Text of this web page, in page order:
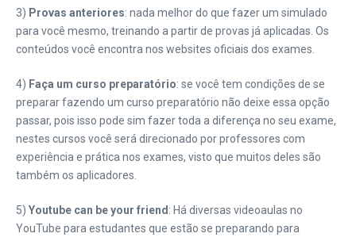
3) Provas anteriores: nada melhor do que fazer um simulado
para você mesmo, treinando a partir de provas já aplicadas. Os
conteúdos você encontra nos websites oficiais dos exames.
4) Faça um curso preparatório: se você tem condições de se
preparar fazendo um curso preparatório não deixe essa opção
passar, pois isso pode sim fazer toda a diferença no seu exame,
nestes cursos você será direcionado por professores com
experiência e prática nos exames, visto que muitos deles são
também os aplicadores.
5) Youtube can be your friend : Há diversas videoaulas no
YouTube para estudantes que estão se preparando para